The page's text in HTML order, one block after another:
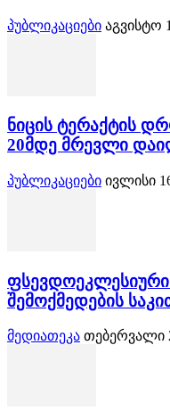
პუბლიკაციები აგვისტო
ნიცის ტერაქტის
20მდე მრევლი
პუბლიკაციები ივლისი
შემოქმედების
მედიათეკა თებერვალი